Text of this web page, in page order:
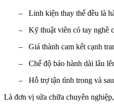
– Linh kiện thay thế đều là
– Kỹ thuật viên có tay nghề
– Giá thành cam kết cạnh
– Chế độ bảo hành dài lâu
– Hỗ trợ tận tình trong và
Là đơn vị sửa chữa chuyên